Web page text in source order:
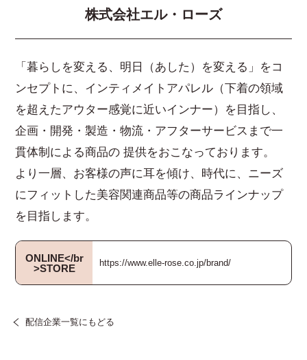
株式会社エル・ローズ
「暮らしを変える、明日（あした）を変える」をコ
ンセプトに、インティメイトアパレル（下着の領域
を超えたアウター感覚に近いインナー）を目指し、
企画・開発・製造・物流・アフターサービスまで一
貫体制による商品の 提供をおこなっております。
より一層、お客様の声に耳を傾け、時代に、ニーズ
にフィットした美容関連商品等の商品ラインナップ
を目指します。
ONLINE</br
>STORE
https://www.elle-rose.co.jp/brand/
配信企業一覧にもどる